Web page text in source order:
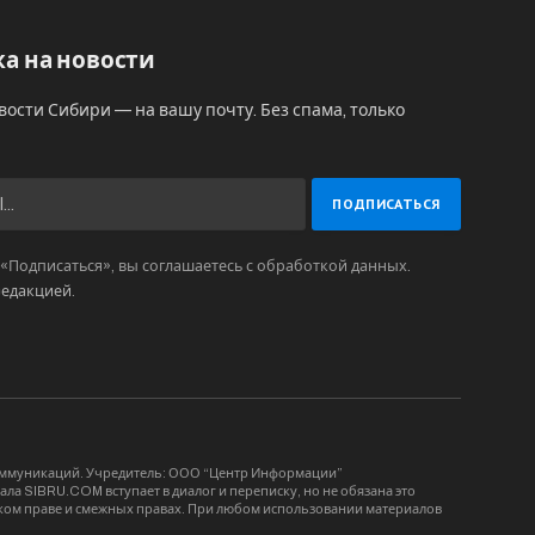
на новости
Сибири — на вашу почту. Без спама, только
вы соглашаетесь с обработкой данных.
.
Учредитель: ООО “Центр Информации”
SIBRU.COM вступает в диалог и переписку, но не обязана это
праве и смежных правах. При любом использовании материалов